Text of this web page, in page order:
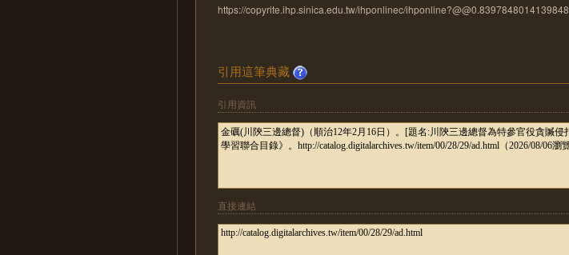
https://copyrite.ihp.sinica.edu.tw/ihponlinec/ihponline?@@0.8397848014139848
引用這筆典藏
引用資訊
直接連結